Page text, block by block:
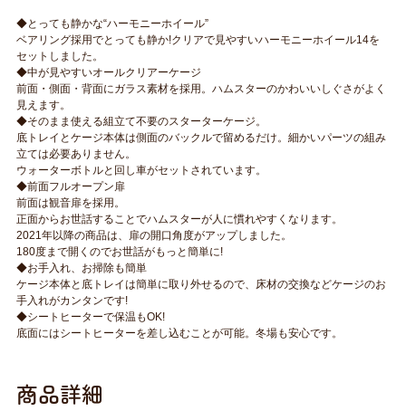
◆とっても静かな“ハーモニーホイール”
ベアリング採用でとっても静か!クリアで見やすいハーモニーホイール14を
セットしました。
◆中が見やすいオールクリアーケージ
前面・側面・背面にガラス素材を採用。ハムスターのかわいいしぐさがよく
見えます。
◆そのまま使える組立て不要のスターターケージ。
底トレイとケージ本体は側面のバックルで留めるだけ。細かいパーツの組み
立ては必要ありません。
ウォーターボトルと回し車がセットされています。
◆前面フルオープン扉
前面は観音扉を採用。
正面からお世話することでハムスターが人に慣れやすくなります。
2021年以降の商品は、扉の開口角度がアップしました。
180度まで開くのでお世話がもっと簡単に!
◆お手入れ、お掃除も簡単
ケージ本体と底トレイは簡単に取り外せるので、床材の交換などケージのお
手入れがカンタンです!
◆シートヒーターで保温もOK!
底面にはシートヒーターを差し込むことが可能。冬場も安心です。
商品詳細